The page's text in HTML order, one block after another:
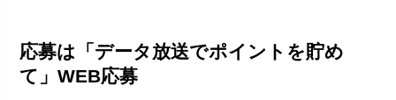
応募は「データ放送でポイントを貯め
て」WEB応募